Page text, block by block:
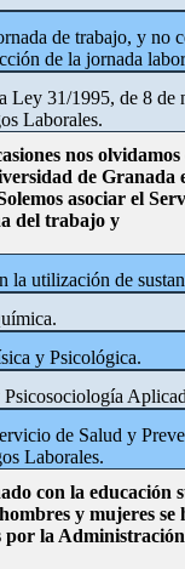
de trabajo, y no
de la jornada
Ley 31/1995, de 8 de
Laborales.
nos
de Granada
asociar el
del trabajo y
la utilización de
y Psicológica.
de Salud y
Laborales.
con la educación
y mujeres se
por la